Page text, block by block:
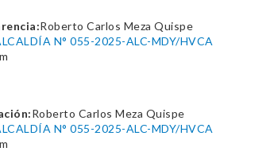
Roberto Carlos Meza Quispe
N° 055-2025-ALC-MDY/HVCA
Roberto Carlos Meza Quispe
N° 055-2025-ALC-MDY/HVCA